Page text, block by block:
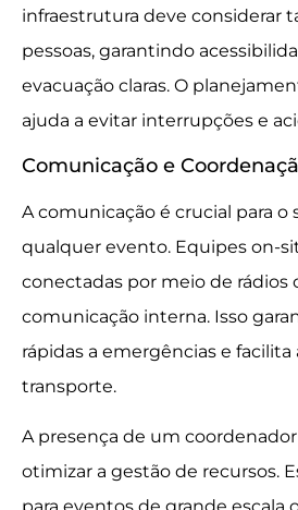
infraestrutura deve considerar
pessoas, garantindo
evacuação claras. O
ajuda a evitar interrupções e
Comunicação e
A comunicação é crucial para o
qualquer evento. Equipes on-
conectadas por meio de rádios
comunicação interna. Isso
rápidas a emergências e
transporte.
A presença de um
otimizar a gestão de recursos.